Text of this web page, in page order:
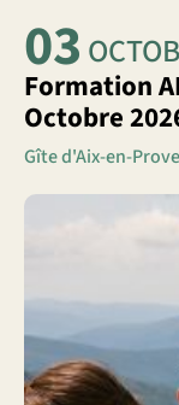
03
Formation
Octobre
Gîte d'Aix-en-